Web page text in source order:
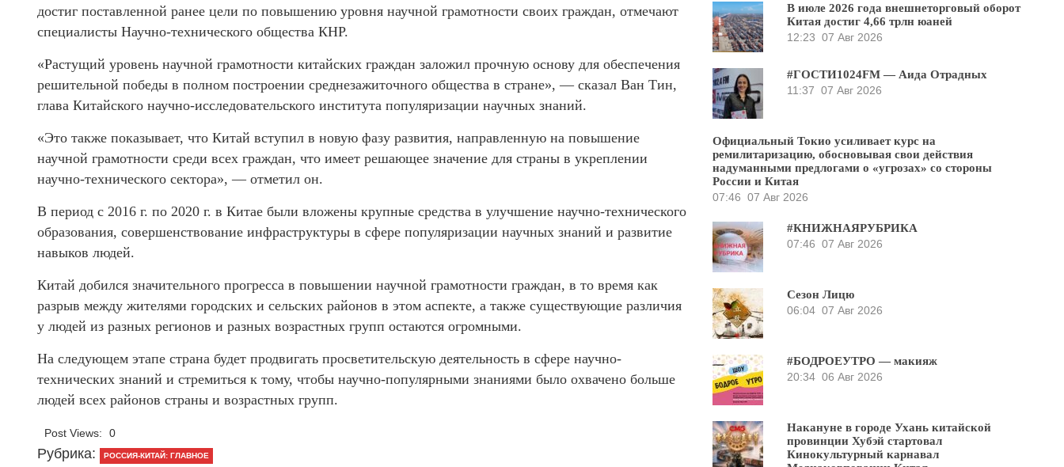
достиг поставленной ранее цели по повышению уровня научной грамотности своих граждан, отмечают
специалисты Научно-технического общества КНР.
«Растущий уровень научной грамотности китайских граждан заложил прочную основу для обеспечения
решительной победы в полном построении среднезажиточного общества в стране», — сказал Ван Тин,
глава Китайского научно-исследовательского института популяризации научных знаний.
«Это также показывает, что Китай вступил в новую фазу развития, направленную на повышение
научной грамотности среди всех граждан, что имеет решающее значение для страны в укреплении
научно-технического сектора», — отметил он.
В период с 2016 г. по 2020 г. в Китае были вложены крупные средства в улучшение научно-технического
образования, совершенствование инфраструктуры в сфере популяризации научных знаний и развитие
навыков людей.
Китай добился значительного прогресса в повышении научной грамотности граждан, в то время как
разрыв между жителями городских и сельских районов в этом аспекте, а также существующие различия
у людей из разных регионов и разных возрастных групп остаются огромными.
На следующем этапе страна будет продвигать просветительскую деятельность в сфере научно-
технических знаний и стремиться к тому, чтобы научно-популярными знаниями было охвачено больше
людей всех районов страны и возрастных групп.
Post Views: 0
Рубрика: РОССИЯ-КИТАЙ: ГЛАВНОЕ
В июле 2026 года внешнеторговый оборот
Китая достиг 4,66 трлн юаней
12:23 07 Авг 2026
#ГОСТИ1024FM — Аида Отрадных
11:37 07 Авг 2026
Официальный Токио усиливает курс на
ремилитаризацию, обосновывая свои действия
надуманными предлогами о «угрозах» со стороны
России и Китая
07:46 07 Авг 2026
#КНИЖНАЯРУБРИКА
07:46 07 Авг 2026
Сезон Лицю
06:04 07 Авг 2026
#БОДРОЕУТРО — макияж
20:34 06 Авг 2026
Накануне в городе Ухань китайской
провинции Хубэй стартовал
Кинокультурный карнавал